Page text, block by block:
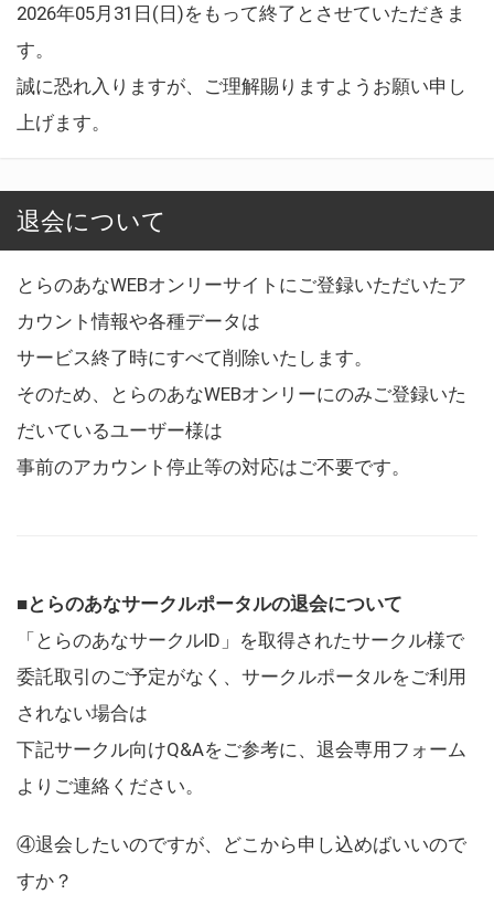
2026年05月31日(日)をもって終了とさせていただきま
す。
誠に恐れ入りますが、ご理解賜りますようお願い申し
上げます。
退会について
とらのあなWEBオンリーサイトにご登録いただいたア
カウント情報や各種データは
サービス終了時にすべて削除いたします。
そのため、とらのあなWEBオンリーにのみご登録いた
だいているユーザー様は
事前のアカウント停止等の対応はご不要です。
■とらのあなサークルポータルの退会について
「とらのあなサークルID」を取得されたサークル様で
委託取引のご予定がなく、サークルポータルをご利用
されない場合は
下記サークル向けQ&Aをご参考に、退会専用フォーム
よりご連絡ください。
④退会したいのですが、どこから申し込めばいいので
すか？